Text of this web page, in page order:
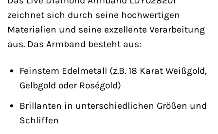
zeichnet sich durch seine hochwertigen
Materialien und seine exzellente Verarbeitung
aus. Das Armband besteht aus:
Feinstem Edelmetall (z.B. 18 Karat Weißgold,
Gelbgold oder Roségold)
Brillanten in unterschiedlichen Größen und
Schliffen